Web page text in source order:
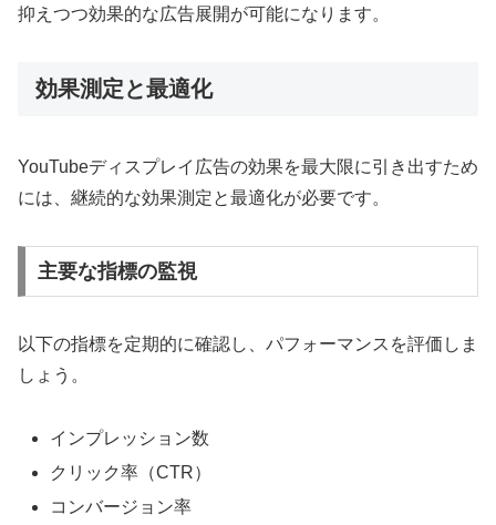
抑えつつ効果的な広告展開が可能になります。
効果測定と最適化
YouTubeディスプレイ広告の効果を最大限に引き出すため
には、継続的な効果測定と最適化が必要です。
主要な指標の監視
以下の指標を定期的に確認し、パフォーマンスを評価しま
しょう。
インプレッション数
クリック率（CTR）
コンバージョン率